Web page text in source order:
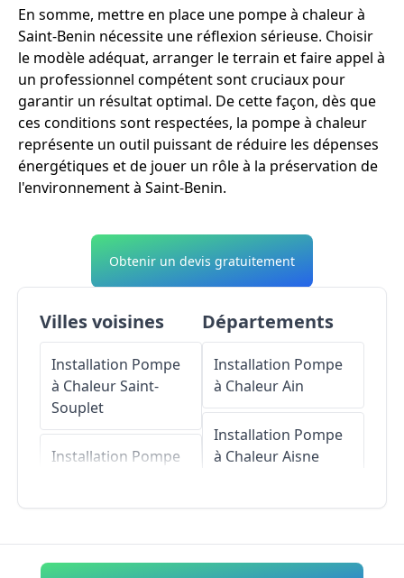
En somme, mettre en place une pompe à chaleur à
Saint-Benin nécessite une réflexion sérieuse. Choisir
le modèle adéquat, arranger le terrain et faire appel à
un professionnel compétent sont cruciaux pour
garantir un résultat optimal. De cette façon, dès que
ces conditions sont respectées, la pompe à chaleur
représente un outil puissant de réduire les dépenses
énergétiques et de jouer un rôle à la préservation de
l'environnement à Saint-Benin.
Obtenir un devis gratuitement
Villes voisines
Installation Pompe
à ChaleurSaint-
Souplet
Installation Pompe
Installation Pompe
Départements
Installation Pompe
à ChaleurAin
Installation Pompe
à ChaleurAisne
Installation Pompe